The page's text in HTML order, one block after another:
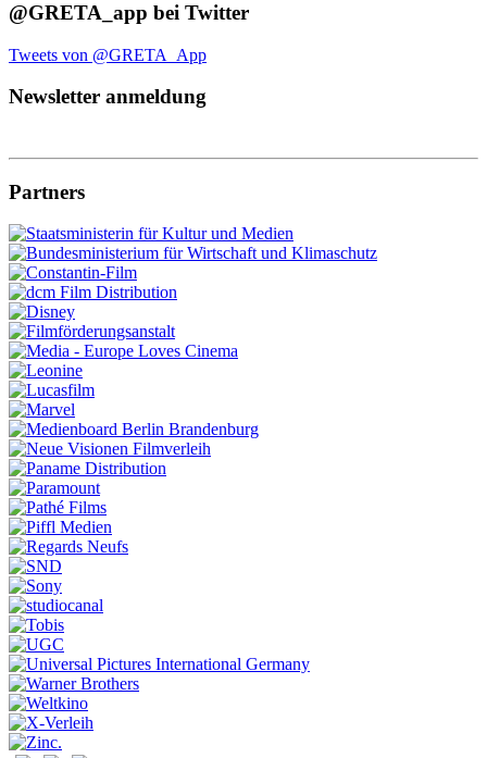
@GRETA_app bei Twitter
Tweets von @GRETA_App
Newsletter anmeldung
Partners